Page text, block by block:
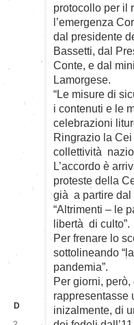
protocollo per il
l’emergenza
dal presidente
Bassetti, dal
Conte, e dal
Lamorgese.
“Le misure di
i contenuti e le
celebrazioni
Ringrazio la
collettività
L’accordo è
proteste della
già a partire dal
“Altrimenti – le
libertà di culto”.
Per frenare lo
sottolineando
pandemia”.
Per giorni,
rappresentasse
inizalmente, di
D